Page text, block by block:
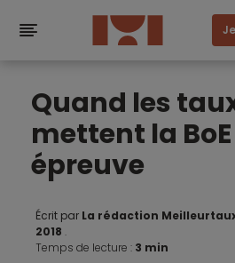
Quand les
mettent la
épreuve
Écrit par La rédaction
2018 .
Temps de lecture : 3 min